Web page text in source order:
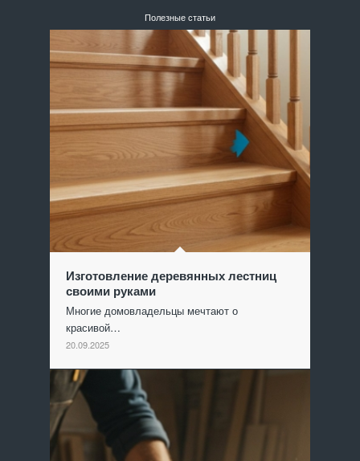
Полезные статьи
Изготовление деревянных лестниц
своими руками
Многие домовладельцы мечтают о
красивой…
20.09.2025